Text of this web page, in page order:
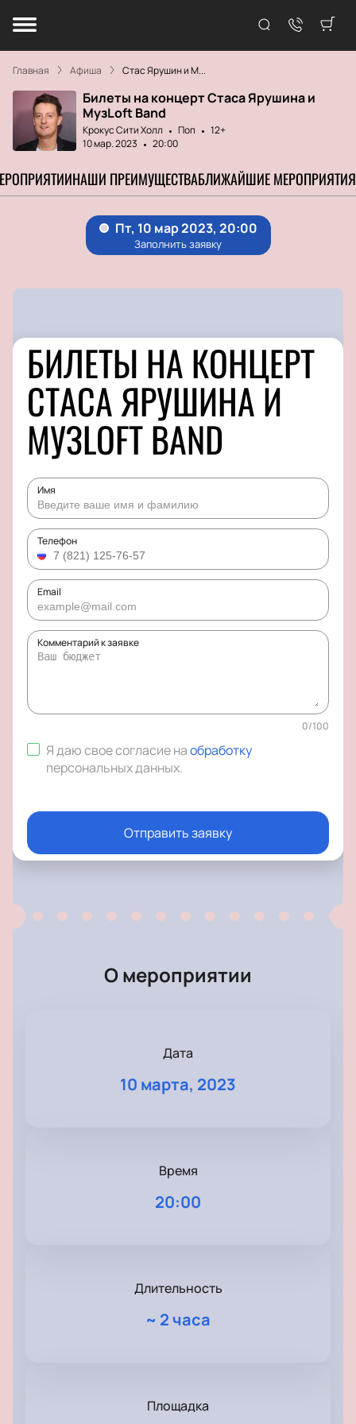
Главная Афиша Стас Ярушин и М...
Билеты на концерт Стаса Ярушина и
МузLoft Band
Крокус Сити Холл Поп
12+
10 мар. 2023
20:00
НАШИ ПРЕИМУЩЕСТВАБЛИЖАЙШИЕ МЕРОПРИЯТИЯ
БИЛЕТЫ НА КОНЦЕРТ
СТАСА ЯРУШИНА И
МУЗLOFT BAND
Имя
Телефон
Email
Комментарий к заявке
0/100
Я даю свое согласие наобработку
персональных данных.
Отправить заявку
О мероприятии
Дата
10 марта, 2023
Время
20:00
Длительность
~ 2 часа
Площадка